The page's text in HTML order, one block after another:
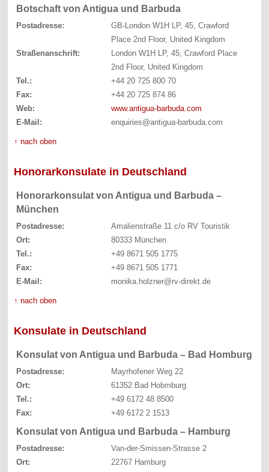
Botschaft von Antigua und Barbuda
Postadresse:
GB-London W1H LP, 45, Crawford
Place 2nd Floor, United Kingdom
Straßenanschrift:
London W1H LP, 45, Crawford Place
2nd Floor, United Kingdom
Tel.:
+44 20 725 800 70
Fax:
+44 20 725 874 86
Web:
www.antigua-barbuda.com
E-Mail:
enquiries@antigua-barbuda.com
↑ nach oben
Honorarkonsulate in Deutschland
Honorarkonsulat von Antigua und Barbuda –
München
Postadresse:
Amalienstraße 11 c/o RV Touristik
Ort:
80333 München
Tel.:
+49 8671 505 1775
Fax:
+49 8671 505 1771
E-Mail:
monika.holzner@rv-direkt.de
↑ nach oben
Konsulate in Deutschland
Konsulat von Antigua und Barbuda – Bad Homburg
Postadresse:
Mayrhofener Weg 22
Ort:
61352 Bad Hobmburg
Tel.:
+49 6172 48 8500
Fax:
+49 6172 2 1513
Konsulat von Antigua und Barbuda – Hamburg
Postadresse:
Van-der-Smissen-Strasse 2
Ort:
22767 Hamburg